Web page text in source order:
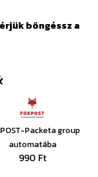
böngéssz a
Packeta group
automatába
990 Ft